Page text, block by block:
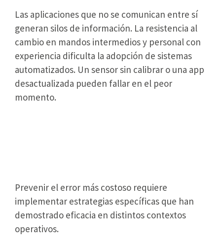
Las aplicaciones que no se comunican entre sí
generan silos de información. La resistencia al
cambio en mandos intermedios y personal con
experiencia dificulta la adopción de sistemas
automatizados. Un sensor sin calibrar o una app
desactualizada pueden fallar en el peor
momento.
Prevenir el error más costoso requiere
implementar estrategias específicas que han
demostrado eficacia en distintos contextos
operativos.